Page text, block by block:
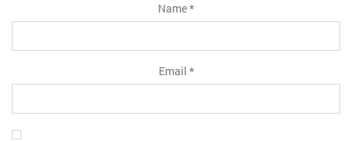
Name*
Email *